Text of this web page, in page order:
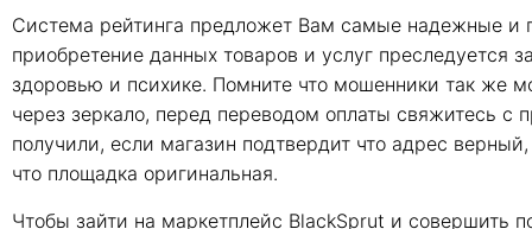
Система рейтинга предложет Вам самые надежные и
приобретение данных товаров и услуг преследуется
здоровью и психике. Помните что мошенники так же
через зеркало, перед переводом оплаты свяжитесь
получили, если магазин подтвердит что адрес
что площадка оригинальная.
Чтобы зайти на маркетплейс BlackSprut и совершить